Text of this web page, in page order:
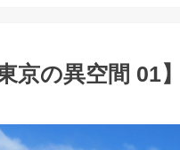
京の異空間 01